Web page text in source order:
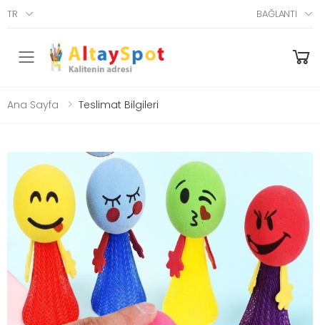
TR BAĞLANTI
Menü
Ana Sayfa Teslimat Bilgileri